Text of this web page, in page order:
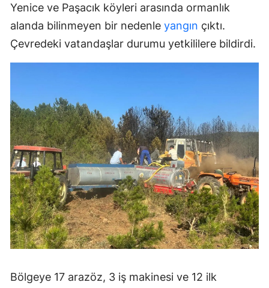
Yenice ve Paşacık köyleri arasında ormanlık
alanda bilinmeyen bir nedenle yangın çıktı.
Çevredeki vatandaşlar durumu yetkililere bildirdi.
Bölgeye 17 arazöz, 3 iş makinesi ve 12 ilk